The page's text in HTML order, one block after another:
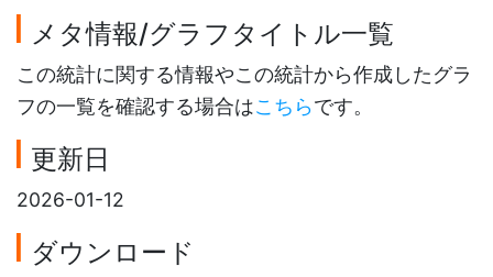
メタ情報/グラフタイトル一覧
この統計に関する情報やこの統計から作成したグラ
フの一覧を確認する場合はこちらです。
更新日
2026-01-12
ダウンロード